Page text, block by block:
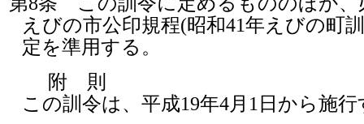
えびの市公印規程(昭和41年えびの町
定を準用する。
附 則
この訓令は、平成19年4月1日から施